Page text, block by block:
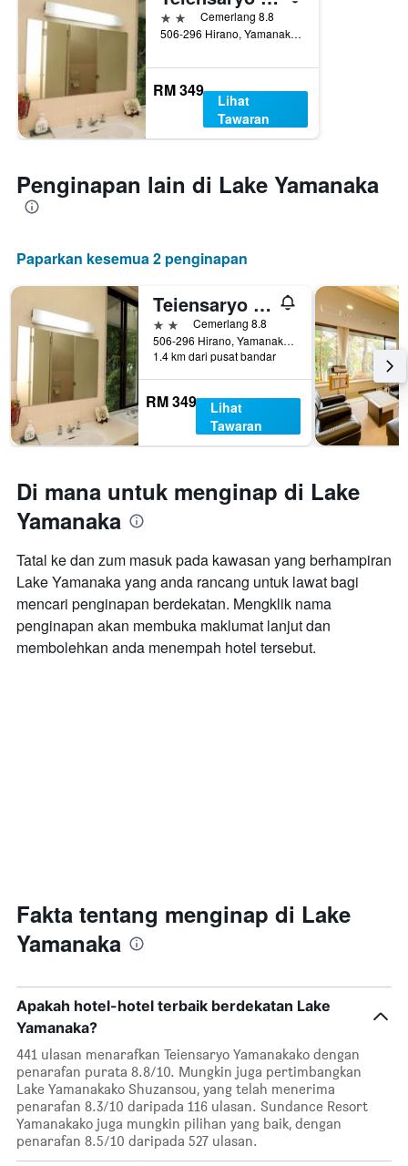
2 bintangCemerlang 8.8
506-296 Hirano, Yamanakako, Jepun
RM 349
Lihat
Tawaran
Penginapan lain di Lake Yamanaka
Paparkan kesemua 2 penginapan
Teiensaryo Yamanakako
2 bintangCemerlang 8.8
506-296 Hirano, Yamanakako, Jepun
1.4 km dari pusat bandar
RM 349
Lihat
Tawaran
Di mana untuk menginap di Lake
Yamanaka
Tatal ke dan zum masuk pada kawasan yang berhampiran
Lake Yamanaka yang anda rancang untuk lawat bagi
mencari penginapan berdekatan. Mengklik nama
penginapan akan membuka maklumat lanjut dan
membolehkan anda menempah hotel tersebut.
Fakta tentang menginap di Lake
Yamanaka
Apakah hotel-hotel terbaik berdekatan Lake
Yamanaka?
441 ulasan menarafkan Teiensaryo Yamanakako dengan
penarafan purata 8.8/10. Mungkin juga pertimbangkan
Lake Yamanakako Shuzansou, yang telah menerima
penarafan 8.3/10 daripada 116 ulasan. Sundance Resort
Yamanakako juga mungkin pilihan yang baik, dengan
penarafan 8.5/10 daripada 527 ulasan.